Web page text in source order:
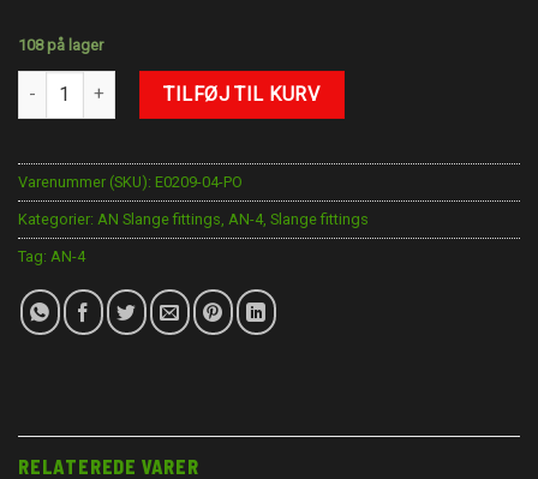
108 på lager
AN-4 Lige antal TILFØJ TIL KURV
Varenummer (SKU): E0209-04-PO
Kategorier: AN Slange fittings AN-4, Slange fittings
Tag: AN-4
RELATEREDE VARER